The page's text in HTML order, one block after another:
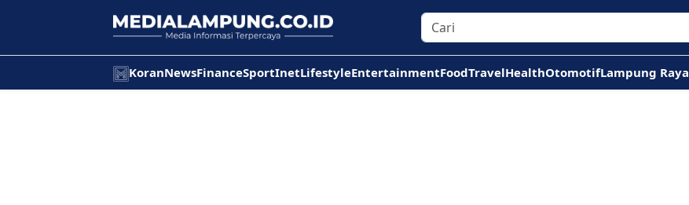
KoranNewsFinanceSportInetLifestyleEntertainmentFoodTravelHealthOtomotifLampung Raya